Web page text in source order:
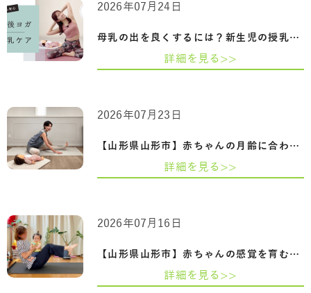
母乳の出を良くするには？新生児の授乳回…
2026年07月24日
詳細を見る>>
【山形県山形市】赤ちゃんの月齢に合わせ…
2026年07月23日
詳細を見る>>
【山形県山形市】赤ちゃんの感覚を育むふ…
2026年07月16日
詳細を見る>>